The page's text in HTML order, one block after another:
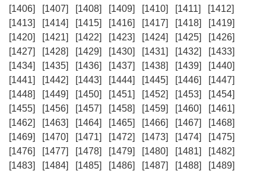
[1406]
[1407] [1408] [1409] [1410] [1411]
[1412]
[1413]
[1414] [1415] [1416] [1417] [1418]
[1419]
[1420]
[1421] [1422] [1423] [1424] [1425]
[1426]
[1427]
[1428] [1429] [1430] [1431] [1432]
[1433]
[1434]
[1435] [1436] [1437] [1438] [1439]
[1440]
[1441]
[1442] [1443] [1444] [1445] [1446]
[1447]
[1448]
[1449] [1450] [1451] [1452] [1453]
[1454]
[1455]
[1456] [1457] [1458] [1459] [1460]
[1461]
[1462]
[1463] [1464] [1465] [1466] [1467]
[1468]
[1469]
[1470] [1471] [1472] [1473] [1474]
[1475]
[1476]
[1477] [1478] [1479] [1480] [1481]
[1482]
[1483]
[1484] [1485] [1486] [1487] [1488]
[1489]